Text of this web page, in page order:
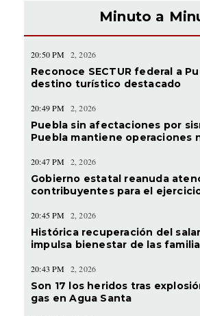
Minuto a
20:50 PM 2, 2026
Reconoce SECTUR federal a
destino turístico destacado
20:49 PM 2, 2026
Puebla sin afectaciones por
Puebla mantiene operaciones
20:47 PM 2, 2026
Gobierno estatal reanuda
contribuyentes para el
20:45 PM 2, 2026
Histórica recuperación del
impulsa bienestar de las
20:43 PM 2, 2026
Son 17 los heridos tras
gas en Agua Santa